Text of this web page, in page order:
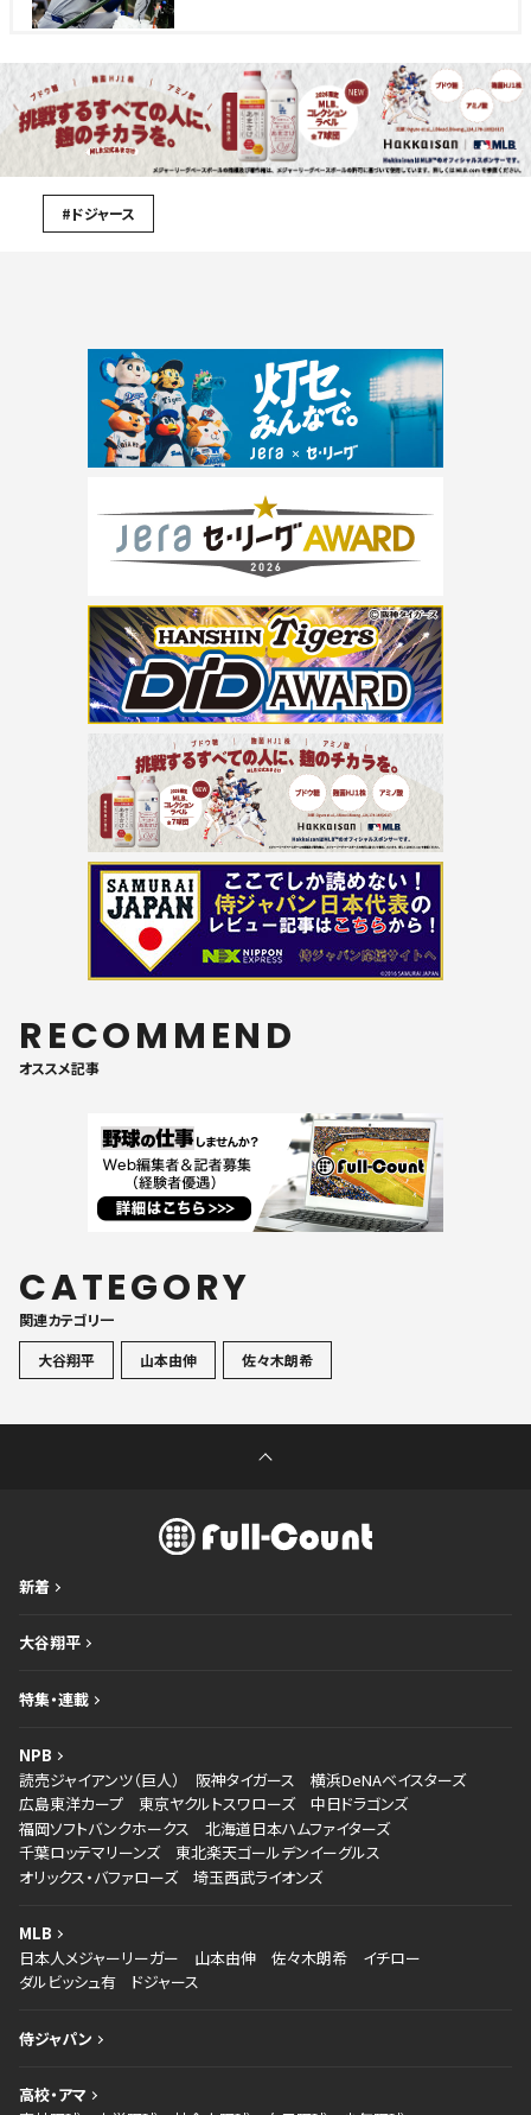
#ドジャース
RECOMMEND
オススメ記事
CATEGORY
関連カテゴリ一
大谷翔平
山本由伸 佐々木朗希
新着
大谷翔平
特集・連載
NPB
読売ジャイアンツ（巨人）
阪神タイガース
横浜DeNAベイスターズ
広島東洋カープ
東京ヤクルトスワローズ
中日ドラゴンズ
福岡ソフトバンクホークス
北海道日本ハムファイターズ
千葉ロッテマリーンズ
東北楽天ゴールデンイーグルス
オリックス・バファローズ
埼玉西武ライオンズ
MLB
日本人メジャーリーガー
山本由伸 佐々木朗希
イチロー
ダルビッシュ有
ドジャース
侍ジャパン
高校・アマ